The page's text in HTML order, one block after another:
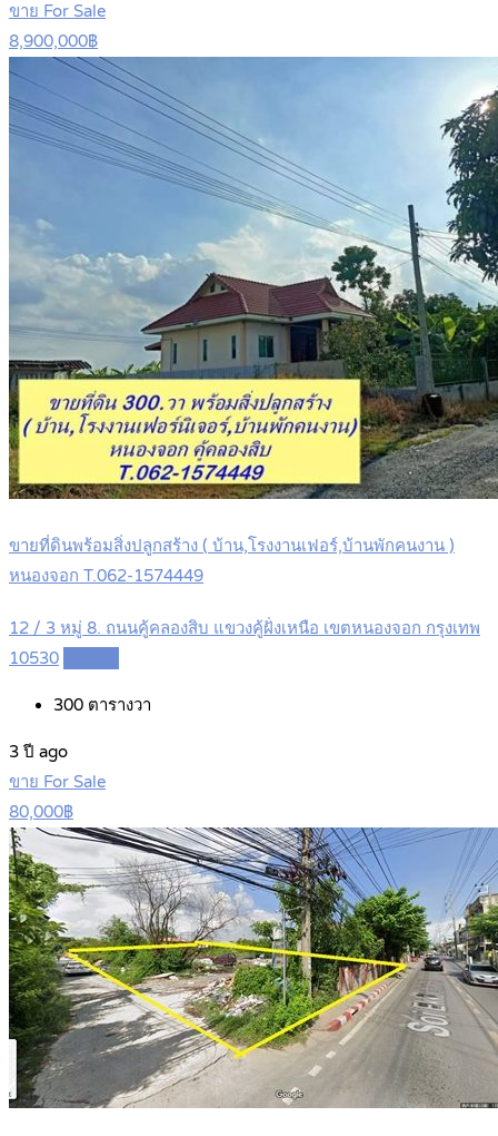
ขาย For Sale
8,900,000฿
ขายที่ดินพร้อมสิ่งปลูกสร้าง ( บ้าน,โรงงานเฟอร์,บ้านพักคนงาน )
หนองจอก T.062-1574449
12 / 3 หมู่ 8. ถนนคู้คลองสิบ แขวงคู้ฝั่งเหนือ เขตหนองจอก กรุงเทพ
10530
300 ตารางวา
3 ปี ago
ขาย For Sale
80,000฿